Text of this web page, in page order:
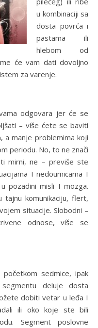
u kombinaciji sa
dosta povrća i
pastama ili
hlebom od
će vam dati dovoljno
za varenje.
odgovara jer će se
– više ćete se baviti
a manje problemima koji
periodu. No, to ne znači
mirni, ne – previše ste
I nedoumicama I
pozadini misli I mozga.
tajnu komunikaciju, flert,
situacije. Slobodni –
odnose, više se
sedmice, ipak
deluje dosta
dobiti vetar u leđa I
ili oko koje ste bili
Segment poslovne